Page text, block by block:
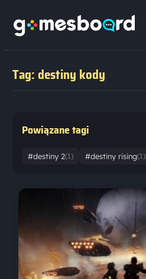
Tag: destiny kody
Powiązane tagi
#destiny 2(1) #destiny rising(1)